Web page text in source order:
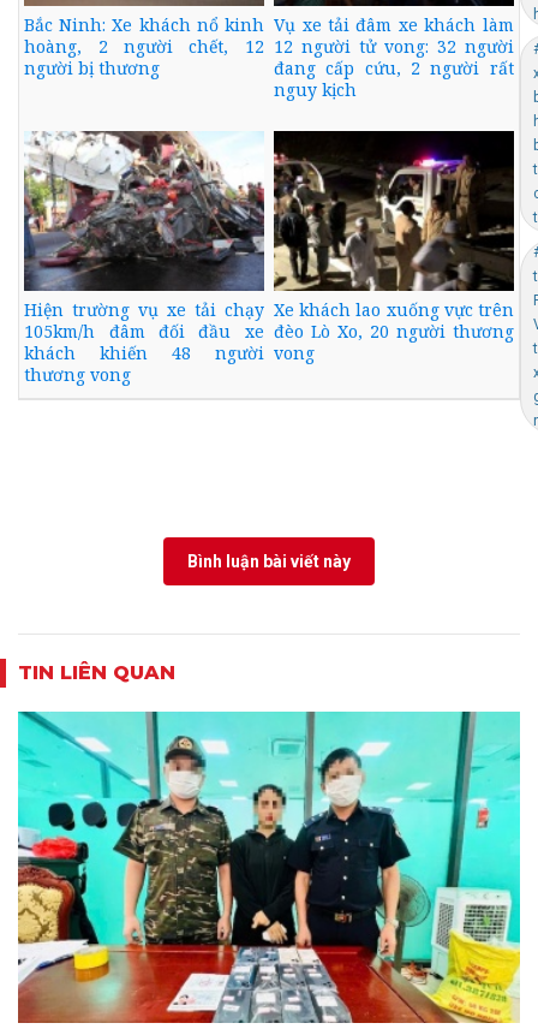
Bắc Ninh: Xe khách nổ kinh
hoàng, 2 người chết, 12
người bị thương
Vụ xe tải đâm xe khách làm
12 người tử vong: 32 người
đang cấp cứu, 2 người rất
nguy kịch
Hiện trường vụ xe tải chạy
105km/h đâm đối đầu xe
khách khiến 48 người
thương vong
Xe khách lao xuống vực trên
đèo Lò Xo, 20 người thương
vong
Bình luận bài viết này
TIN LIÊN QUAN